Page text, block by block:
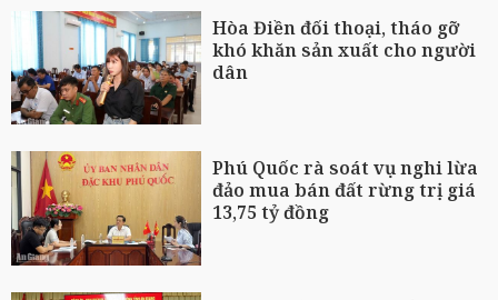
Hòa Điền đối thoại, tháo gỡ
khó khăn sản xuất cho người
dân
Phú Quốc rà soát vụ nghi lừa
đảo mua bán đất rừng trị giá
13,75 tỷ đồng